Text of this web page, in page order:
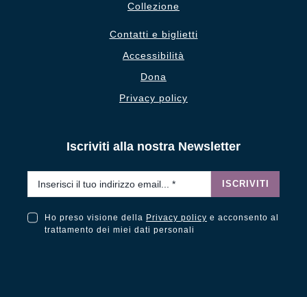
Collezione
Contatti e biglietti
Accessibilità
Dona
Privacy policy
Iscriviti alla nostra Newsletter
ISCRIVITI
Ho preso visione della Privacy policy e acconsento al
trattamento dei miei dati personali